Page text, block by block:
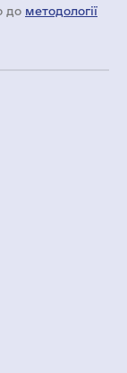
до методології